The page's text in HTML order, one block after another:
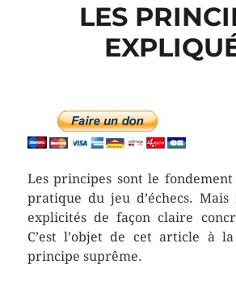
LES
Les principes sont le
pratique du jeu d’échecs.
explicités de façon claire
C’est l’objet de cet article à
principe suprême.